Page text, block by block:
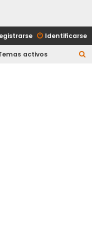
Identificarse
activos